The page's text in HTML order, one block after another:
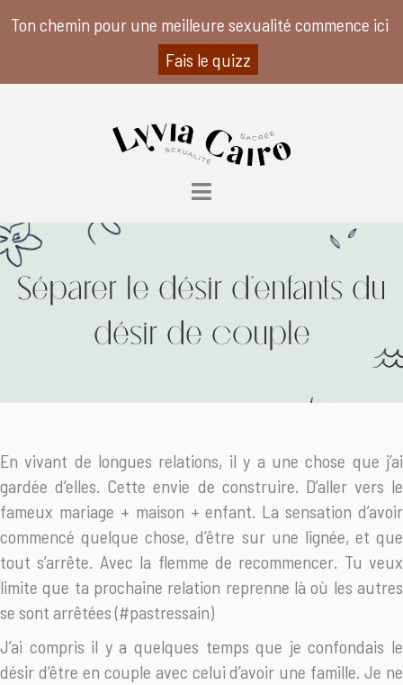
Séparer le désir d’enfants du
désir de couple
En vivant de longues relations, il y a une chose que j’ai
gardée d’elles. Cette envie de construire. D’aller vers le
fameux mariage + maison + enfant. La sensation d’avoir
commencé quelque chose, d’être sur une lignée, et que
tout s’arrête. Avec la flemme de recommencer. Tu veux
limite que ta prochaine relation reprenne là où les autres
se sont arrêtées (#pastressain)
J’ai compris il y a quelques temps que je confondais le
désir d’être en couple avec celui d’avoir une famille. Je ne
Ton chemin pour une meilleure sexualité commence ici
Fais le quizz